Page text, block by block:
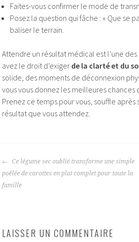
Faites-vous confirmer le mode de
Posez la question qui fâche : « Que se
baliser le terrain.
Attendre un résultat médical est l’une
avez le droit d’exiger de la clarté et du
solide, des moments de déconnexion
vous vous donnez les meilleures
Prenez ce temps pour vous, souffle
résultat que vous attendez.
NAVIGATION
DES
ARTICLES
Ce légume sec oublié transforme une simple
poêlée de carottes en plat complet pour toute la
famille
LAISSER UN COMMENTAIRE